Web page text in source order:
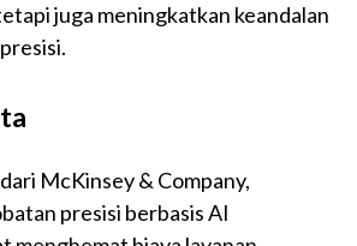
juga meningkatkan keandalan
McKinsey & Company,
presisi berbasis AI